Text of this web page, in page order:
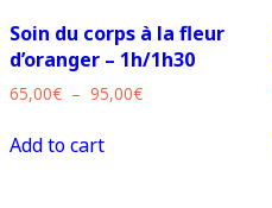
Soin du corps à la fleur
d’oranger – 1h/1h30
65,00€ – 95,00€Plage
Add to cart